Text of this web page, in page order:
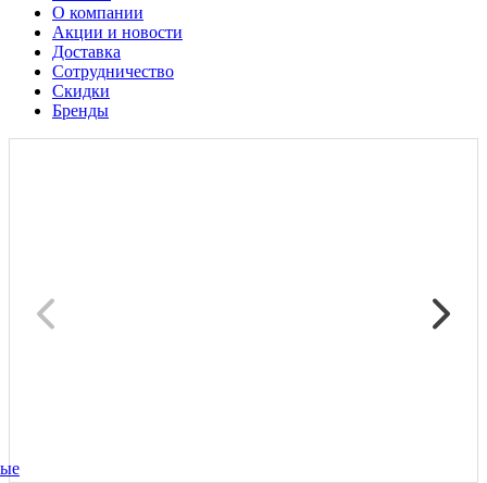
О компании
Акции и новости
Доставка
Сотрудничество
Скидки
Бренды